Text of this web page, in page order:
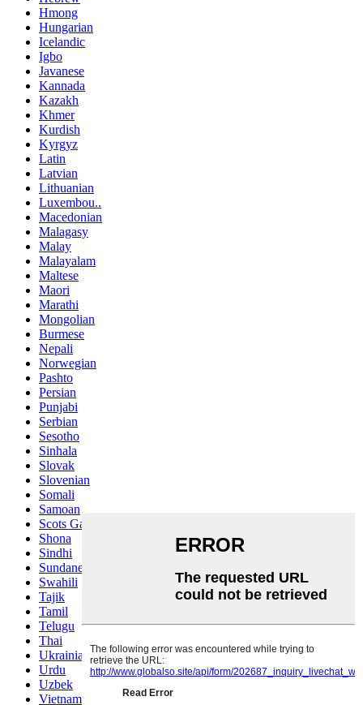
Hmong
Hungarian
Icelandic
Igbo
Javanese
Kannada
Kazakh
Khmer
Kurdish
Kyrgyz
Latin
Latvian
Lithuanian
Luxembou..
Macedonian
Malagasy
Malay
Malayalam
Maltese
Maori
Marathi
Mongolian
Burmese
Nepali
Norwegian
Pashto
Persian
Punjabi
Serbian
Sesotho
Sinhala
Slovak
Slovenian
Somali
Samoan
Scots Gaelic
Shona
Sindhi
Sundanese
Swahili
Tajik
Tamil
Telugu
Thai
Ukrainian
Urdu
Uzbek
Vietnamese